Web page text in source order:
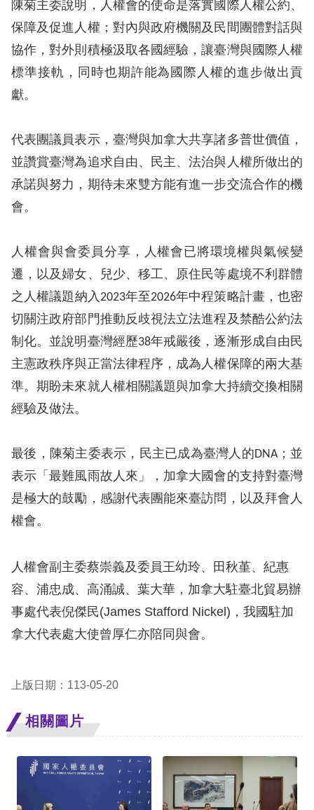
申
訴
人
資
庫
無
捷
鍵
請
選
擇
語
兒少版
回
首
網
安
陳菊主委說明，人權會的使命是落實國際人權公約、
保障及促進人權；對內與政府機關及民間團體對話與
協作，對外則積極汲取各國經驗，讓臺灣與國際人權
標準接軌，同時也期許能為國際人權的進步做出貢
獻。
代表團議員表示，臺灣與加拿大共享諸多普世價值，
並讚賞臺灣為追求自由、民主、法治與人權所做出的
承諾與努力，期待未來雙方能有進一步交流合作的機
會。
人權會與會委員分享，人權會已將環境權與氣候變
遷，以及婦女、兒少、移工、原住民等處境不利群體
之人權議題納入2023年至2026年中程策略計畫，也密
切關注政府部門推動反歧視法立法進程及禁酷公約法
制化。並說明臺灣經歷38年戒嚴後，逐漸形成自由民
主憲政秩序與正當法律程序，成為人權保障的兩大基
準。期盼未來就人權相關議題與加拿大持續交換相關
經驗及做法。
最後，陳菊主委表示，民主已成為臺灣人的DNA；並
表示「最難風雨故人來」，加拿大國會的支持對臺灣
是極大的鼓勵，感謝代表團能來臺訪問，以及拜會人
權會。
人權會副主委蔡崇義及委員王幼玲、田秋堇、紀惠
容、浦忠成、高涌誠、葉大華，加拿大駐臺北貿易辦
事處代表倪傑民(James Stafford Nickel) ，我國駐加
拿大代表處大使曾厚仁亦陪同與會。
上版日期：113-05-20
相關圖片